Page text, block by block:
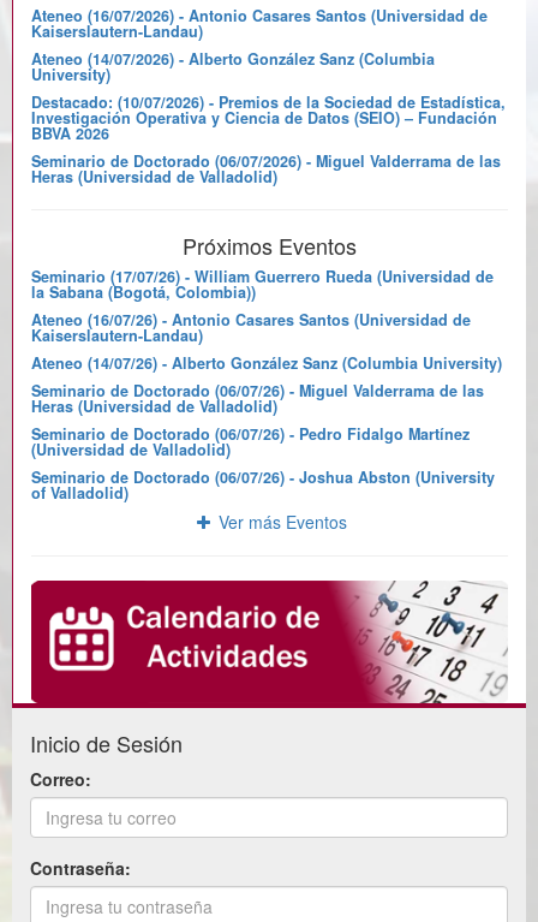
Ateneo (16/07/2026) - Antonio Casares Santos (Universidad de
Kaiserslautern-Landau)
Ateneo (14/07/2026) - Alberto González Sanz (Columbia
University)
Destacado: (10/07/2026) - Premios de la Sociedad de Estadística,
Investigación Operativa y Ciencia de Datos (SEIO) – Fundación
BBVA 2026
Seminario de Doctorado (06/07/2026) - Miguel Valderrama de las
Heras (Universidad de Valladolid)
Próximos Eventos
Seminario (17/07/26) - William Guerrero Rueda (Universidad de
la Sabana (Bogotá, Colombia))
Ateneo (16/07/26) - Antonio Casares Santos (Universidad de
Kaiserslautern-Landau)
Ateneo (14/07/26) - Alberto González Sanz (Columbia University)
Seminario de Doctorado (06/07/26) - Miguel Valderrama de las
Heras (Universidad de Valladolid)
Seminario de Doctorado (06/07/26) - Pedro Fidalgo Martínez
(Universidad de Valladolid)
Seminario de Doctorado (06/07/26) - Joshua Abston (University
of Valladolid)
Ver más Eventos
Inicio de Sesión
Correo:
Contraseña: